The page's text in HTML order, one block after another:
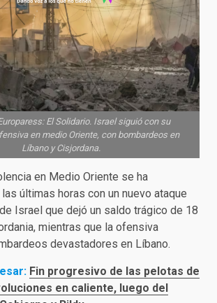
El Solidario. Israel siguió con su
en medio Oriente, con bombardeos en
Líbano y Cisjordana.
en Medio Oriente se ha
últimas horas con un nuevo ataque
Israel que dejó un saldo trágico de 18
mientras que la ofensiva
devastadores en Líbano.
Fin progresivo de las pelotas de
en caliente, luego del